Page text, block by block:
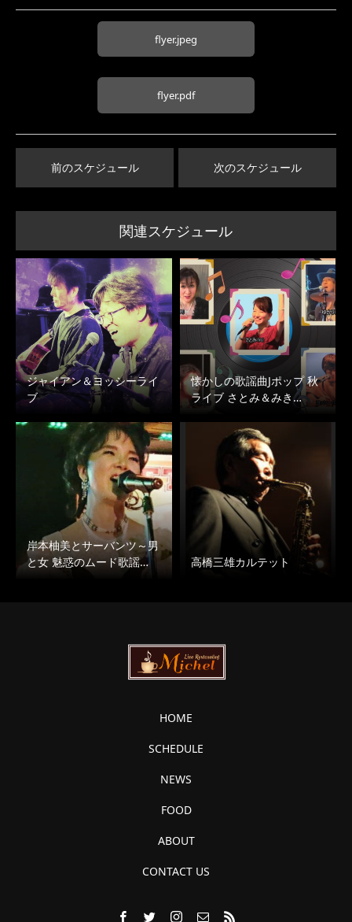
flyer.jpeg
flyer.pdf
前のスケジュール 次のスケジュール
関連スケジュール
ジャイアン＆ヨッシーライ
ブ
懐かしの歌謡曲Jポップ 秋
ライブ さとみ＆みき…
岸本柚美とサーバンツ～男
と女 魅惑のムード歌謡…
高橋三雄カルテット
HOME
SCHEDULE
NEWS
FOOD
ABOUT
CONTACT US